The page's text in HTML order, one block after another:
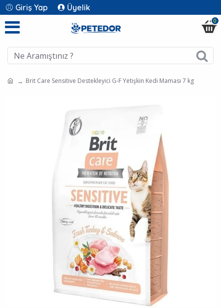
Giriş Yap Üyelik
0
Brit Care Sensitive Destekleyici G-F Yetişkin Kedi Maması 7 kg